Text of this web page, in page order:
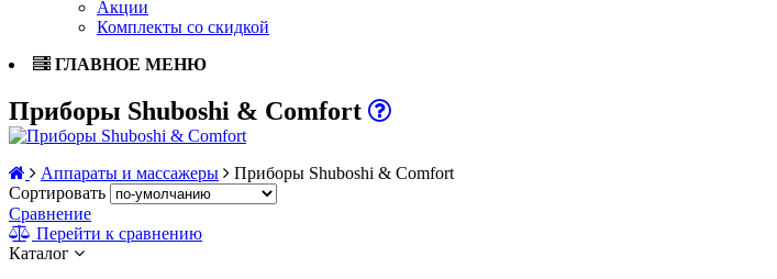
Акции
Комплекты со скидкой
ГЛАВНОЕ МЕНЮ
Приборы Shuboshi & Comfort
Аппараты и массажеры
Приборы Shuboshi & Comfort
Сортировать
Сравнение
Перейти к сравнению
Каталог